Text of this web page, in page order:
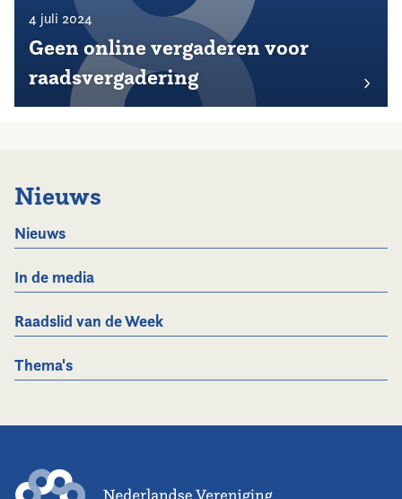
4 juli 2024
Geen online vergaderen voor
raadsvergadering
Nieuws
Nieuws
In de media
Raadslid van de Week
Thema's